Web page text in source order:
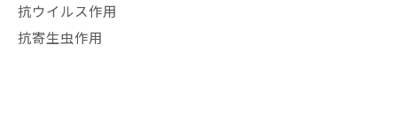
抗ウイルス作用
抗寄生虫作用